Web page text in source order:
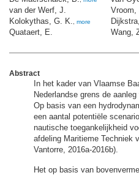
van der Werf, J.
Kolokythas, G. K., more
Quataert, E.
Vroom,
Wang,
Abstract
In het kader van Vlaamse
Nederlandse grens de
Op basis van een
een aantal potentiële
nautische toegankelijkheid
afdeling Maritieme Techniek
Vantorre, 2016a-2016b).
Het op basis van